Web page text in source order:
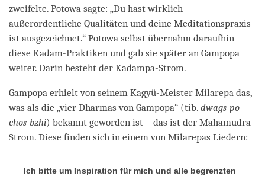
zweifelte. Potowa sagte: „Du hast wirklich
außerordentliche Qualitäten und deine Meditationspraxis
ist ausgezeichnet.“ Potowa selbst übernahm daraufhin
diese Kadam-Praktiken und gab sie später an Gampopa
weiter. Darin besteht der Kadampa-Strom.
Gampopa erhielt von seinem Kagyü-Meister Milarepa das,
was als die „vier Dharmas von Gampopa“ (tib. dwags-po
chos-bzhi) bekannt geworden ist – das ist der Mahamudra-
Strom. Diese finden sich in einem von Milarepas Liedern:
Ich bitte um Inspiration für mich und alle begrenzten